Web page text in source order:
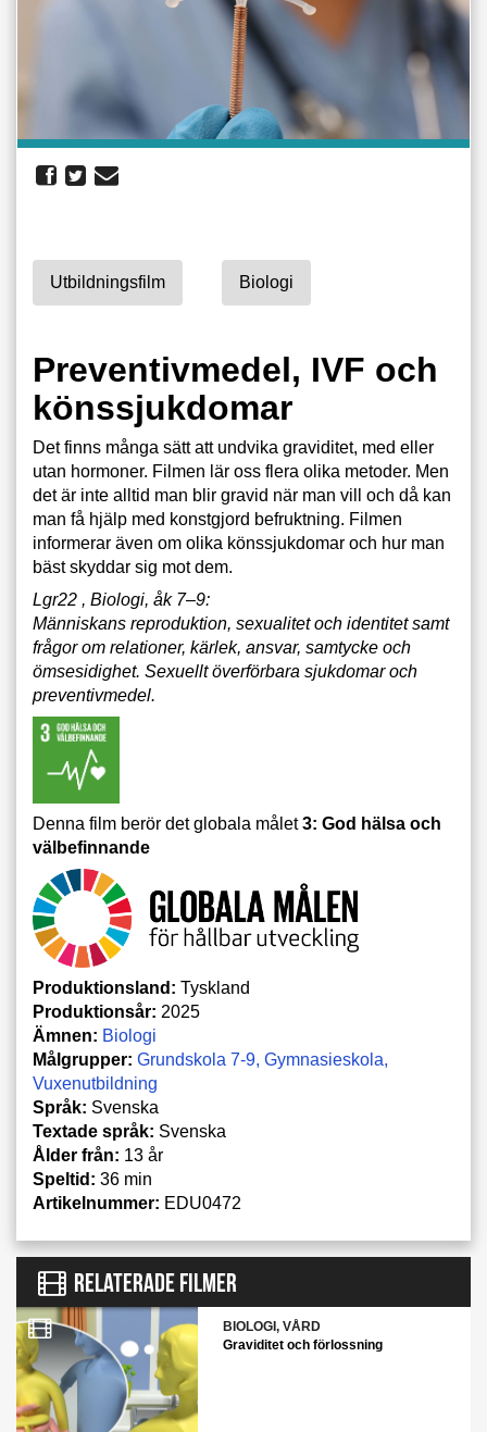
Utbildningsfilm Biologi
Preventivmedel, IVF och
könssjukdomar
Det finns många sätt att undvika graviditet, med eller
utan hormoner. Filmen lär oss flera olika metoder. Men
det är inte alltid man blir gravid när man vill och då kan
man få hjälp med konstgjord befruktning. Filmen
informerar även om olika könssjukdomar och hur man
bäst skyddar sig mot dem.
Lgr22 , Biologi, åk 7–9:
Människans reproduktion, sexualitet och identitet samt
frågor om relationer, kärlek, ansvar, samtycke och
ömsesidighet. Sexuellt överförbara sjukdomar och
preventivmedel.
Denna film berör det globala målet3: God hälsa och
välbefinnande
Produktionsland: Tyskland
Produktionsår: 2025
Ämnen: Biologi
Målgrupper: Grundskola 7-9 Gymnasieskola
Vuxenutbildning
Språk: Svenska
Textade språk: Svenska
Ålder från: 13 år
Speltid: 36 min
Artikelnummer: EDU0472
RELATERADE FILMER
BIOLOGI, VÅRD
Graviditet och förlossning